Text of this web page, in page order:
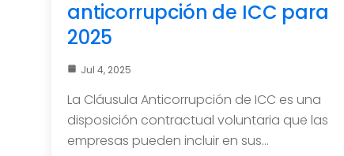
anticorrupción de ICC para
2025
Jul 4, 2025
La Cláusula Anticorrupción de ICC es una
disposición contractual voluntaria que las
empresas pueden incluir en sus…